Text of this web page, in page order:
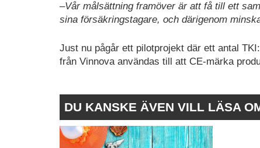
–Vår målsättning framöver är att få till ett
sina försäkringstagare, och därigenom
Just nu pågår ett pilotprojekt där ett antal
från Vinnova användas till att CE-märka
DU KANSKE ÄVEN VILL LÄSA